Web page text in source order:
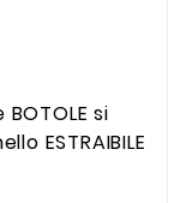
si
ESTRAIBILE